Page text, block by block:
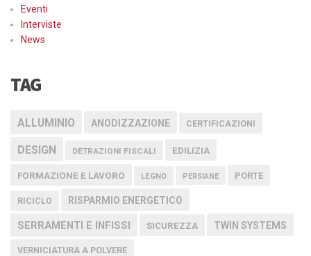
Eventi
Interviste
News
TAG
ALLUMINIO ANODIZZAZIONE CERTIFICAZIONI
DESIGN DETRAZIONI FISCALI EDILIZIA
FORMAZIONE E LAVORO LEGNO PERSIANE PORTE
RICICLO RISPARMIO ENERGETICO
SERRAMENTI E INFISSI SICUREZZA TWIN SYSTEMS
VERNICIATURA A POLVERE